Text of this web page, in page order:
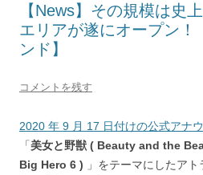
【News】その規模は史
エリアが遂にオープン！
ンド】
コメントを残す
2020 年 9 月 17 日付けの公式アナ
「美女と野獣 ( Beauty and the
Big Hero 6 ) 」をテーマにしたア